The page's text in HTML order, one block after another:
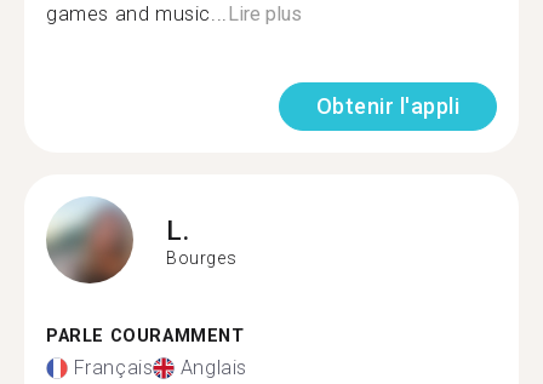
games and music... Lire plus
Obtenir l'appli
L.
Bourges
PARLE COURAMMENT
Français Anglais